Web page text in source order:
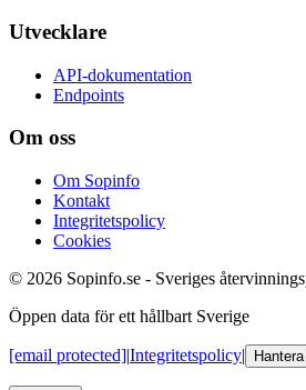
Utvecklare
API-dokumentation
Endpoints
Om oss
Om Sopinfo
Kontakt
Integritetspolicy
Cookies
© 2026 Sopinfo.se - Sveriges
Öppen data för ett hållbart Sverige
[email protected]|Integritetspolicy|